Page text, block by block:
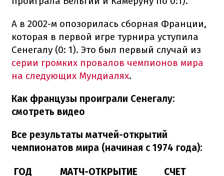
А в 2002-м опозорилась сборная Франции,
которая в первой игре турнира уступила
Сенегалу (0: 1). Это был первый случай из
серии громких провалов чемпионов мира
на следующих Мундиалях.
Как французы проиграли Сенегалу:
смотреть видео
Все результаты матчей-открытий
чемпионатов мира (начиная с 1974 года):
ГОД МАТЧ-ОТКРЫТИЕ СЧЕТ